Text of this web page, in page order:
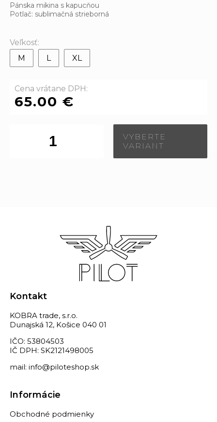
Pánska mikina s kapucňou
Potlač: sublimačná strieborná
Veľkosť:
M
L XL
Cena vrátane DPH:
65.00 €
VYBERTE
VARIANT
Kontakt
KOBRA trade, s.r.o.
Dunajská 12, Košice 040 01
IČO: 53804503
IČ DPH: SK2121498005
mail: info@piloteshop.sk
Informácie
Obchodné podmienky